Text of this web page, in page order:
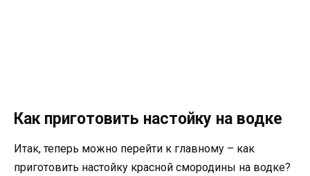
Как приготовить настойку на водке
Итак, теперь можно перейти к главному – как
приготовить настойку красной смородины на водке?